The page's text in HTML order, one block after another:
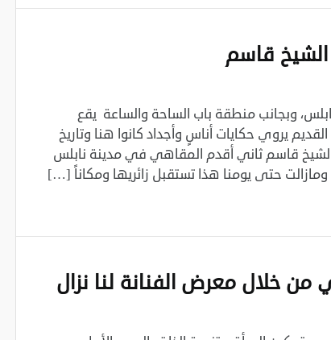
قاسم
وبجانب منطقة باب الساحة والساعة يقع
يروي حكايات أناسٍ وأجداد كانوا هنا وتاريخ
قاسم ثاني أقدم المقاهي في مدينة نابلس
من خلال معرض الفنانة لنا نزال